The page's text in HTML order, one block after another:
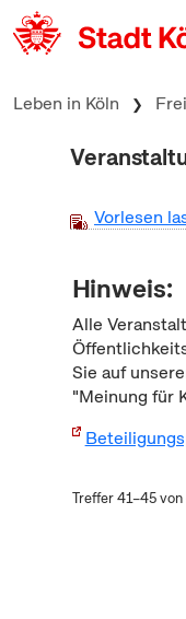
zum Inhalt springen
Leben in Köln
Vorlesen
Hinweis:
Alle
Sie auf
"Meinung für
Treffer 41–45 von